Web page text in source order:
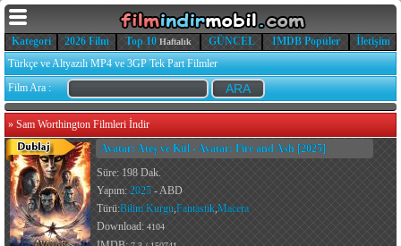
Kategori 2026 Film Top 10 Haftalık GÜNCEL IMDB Popüler
İletişim
Türkçe ve Altyazılı MP4 ve 3GP Tek Part Filmler
Film Ara :
» Sam Worthington Filmleri İndir
Avatar: Ateş ve Kül - Avatar: Fire and Ash [2025]
Süre: 198 Dak.
Yapım: 2025 - ABD
Türü:Bilim Kurgu,Fantastik,Macera
Download: 4104